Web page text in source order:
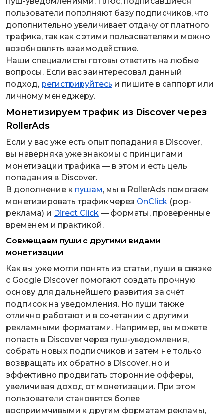
пользователи пополняют базу подписчиков, что
дополнительно увеличивает отдачу от платного
трафика, так как с этими пользователями можно
возобновлять взаимодействие.
Наши специалисты готовы ответить на любые
вопросы. Если вас заинтересовал данный
подход, регистрируйтесь и пишите в саппорт или
личному менеджеру.
Монетизируем трафик из Discover через
RollerAds
Если у вас уже есть опыт попадания в Discover,
вы наверняка уже знакомы с принципами
монетизации трафика — в этом и есть цель
попадания в Discover.
В дополнение к пушам, мы в RollerAds помогаем
монетизировать трафик через OnClick (pop-
реклама) и Direct Click — форматы, проверенные
временем и практикой.
Совмещаем пуши с другими видами
монетизации
Как вы уже могли понять из статьи, пуши в связке
с Google Discover помогают создать прочную
основу для дальнейшего развития за счёт
подписок на уведомления. Но пуши также
отлично работают и в сочетании с другими
рекламными форматами. Например, вы можете
попасть в Discover через пуш-уведомления,
собрать новых подписчиков и затем не только
возвращать их обратно в Discover, но и
эффективно продвигать сторонние офферы,
увеличивая доход от монетизации. При этом
пользователи становятся более
восприимчивыми к другим форматам рекламы,